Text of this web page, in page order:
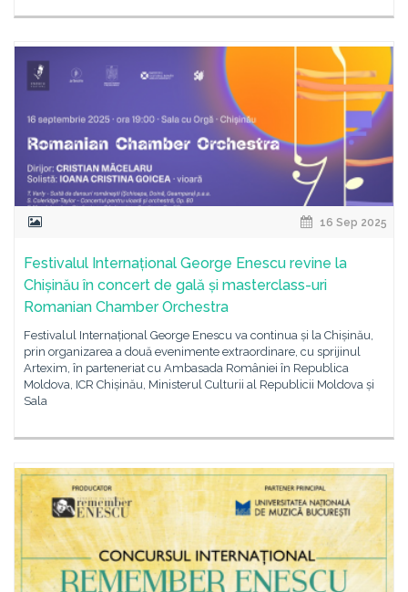
16 Sep 2025
Festivalul Internațional George Enescu revine la
Chișinău în concert de gală și masterclass-uri
Romanian Chamber Orchestra
Festivalul Internațional George Enescu va continua și la Chișinău,
prin organizarea a două evenimente extraordinare, cu sprijinul
Artexim, în parteneriat cu Ambasada României în Republica
Moldova, ICR Chișinău, Ministerul Culturii al Republicii Moldova și
Sala